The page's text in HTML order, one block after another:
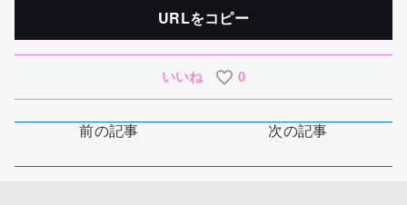
URLをコピー
いいね 0
前の記事 次の記事